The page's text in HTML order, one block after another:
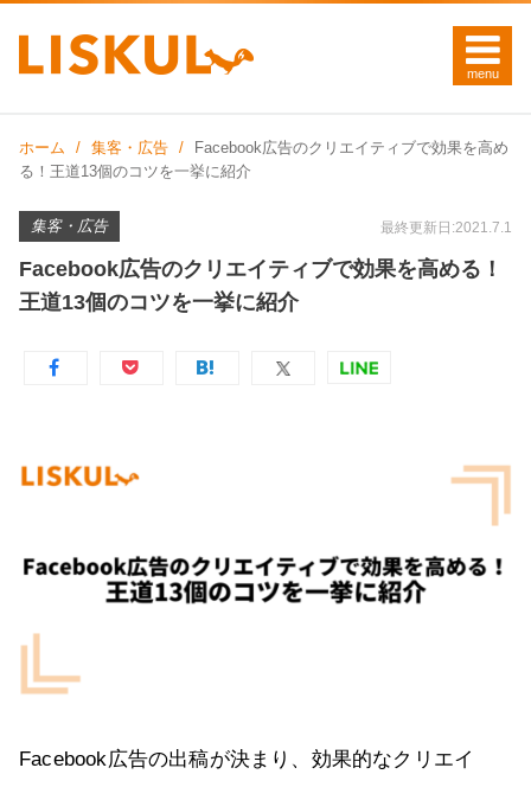
ホーム 集客・広告
Facebook広告のクリエイティブで効果を高め
る！王道13個のコツを一挙に紹介
集客・広告 最終更新日:2021.7.1
Facebook広告のクリエイティブで効果を高める！
王道13個のコツを一挙に紹介
Facebook広告の出稿が決まり、効果的なクリエイ